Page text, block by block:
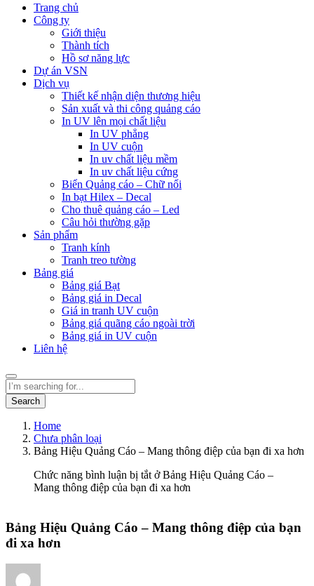
Trang chủ
Công ty
Giới thiệu
Thành tích
Hồ sơ năng lực
Dự án VSN
Dịch vụ
Thiết kế nhận diện thương hiệu
Sản xuất và thi công quảng cáo
In UV lên mọi chất liệu
In UV phẳng
In UV cuộn
In uv chất liệu mềm
In uv chất liệu cứng
Biển Quảng cáo – Chữ nổi
In bạt Hilex – Decal
Cho thuê quảng cáo – Led
Câu hỏi thường gặp
Sản phẩm
Tranh kính
Tranh treo tường
Bảng giá
Bảng giá Bạt
Bảng giá in Decal
Giá in tranh UV cuộn
Bảng giá quãng cáo ngoài trời
Bảng giá in UV cuộn
Liên hệ
Search
Home
Chưa phân loại
Bảng Hiệu Quảng Cáo – Mang thông điệp của bạn đi xa hơn
Chức năng bình luận bị tắt ở Bảng Hiệu Quảng Cáo –
Mang thông điệp của bạn đi xa hơn
Bảng Hiệu Quảng Cáo – Mang thông điệp của bạn
đi xa hơn